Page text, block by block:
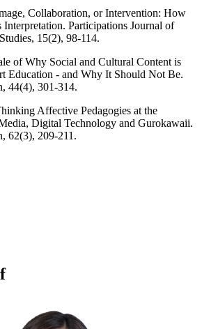
Collaboration, or Intervention: How
Participations Journal of
15(2), 98-114.
of Why Social and Cultural Content is
Education - and Why It Should Not Be.
44(4), 301-314.
Affective Pedagogies at the
Digital Technology and Gurokawaii.
62(3), 209-211.